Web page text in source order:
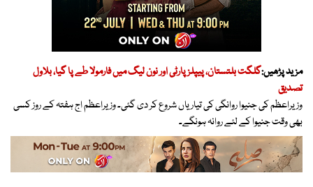
مزید پڑھیں:گلگت بلتستان، پیپلز پارٹی اور نون لیگ میں فارمولا طے پا گیا، بلاول
تصدیق
وزیراعظم کی جنیوا روانگی کی تیاریاں شروع کر دی گئی۔ وزیراعظم اج ہفتہ کے روز کسی
بھی وقت جنیوا کے لئے روانہ ہونگے۔